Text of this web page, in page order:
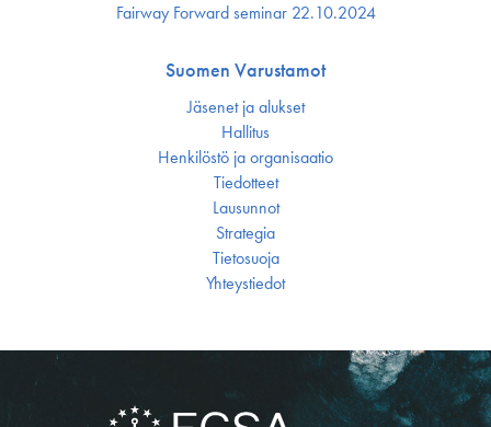
Fairway Forward seminar 22.10.2024
Suomen Varustamot
Jäsenet ja alukset
Hallitus
Henkilöstö ja organisaatio
Tiedotteet
Lausunnot
Strategia
Tietosuoja
Yhteystiedot